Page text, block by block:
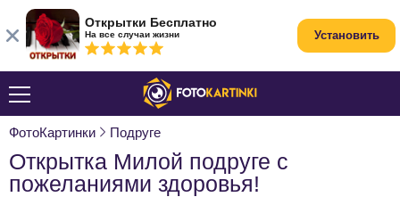
ФотоКартинки Подруге
Открытка Милой подруге с
пожеланиями здоровья!
Открытки Бесплатно
На все случаи жизни Установить